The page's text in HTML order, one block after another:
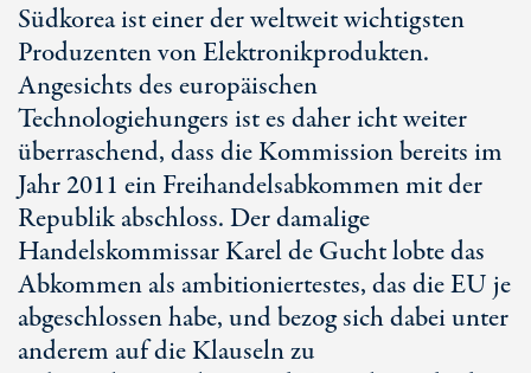
Südkorea ist einer der weltweit wichtigsten
Produzenten von Elektronikprodukten.
Angesichts des europäischen
Technologiehungers ist es daher icht weiter
überraschend, dass die Kommission bereits im
Jahr 2011 ein Freihandelsabkommen mit der
Republik abschloss. Der damalige
Handelskommissar Karel de Gucht lobte das
Abkommen als ambitioniertestes, das die EU je
abgeschlossen habe, und bezog sich dabei unter
anderem auf die Klauseln zu